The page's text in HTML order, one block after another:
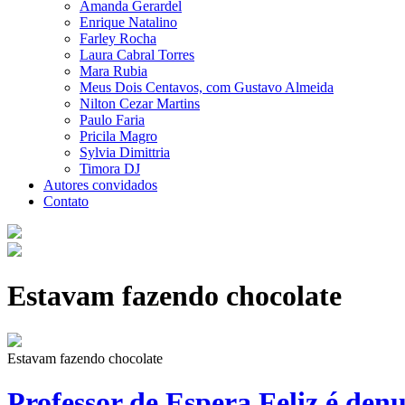
Amanda Gerardel
Enrique Natalino
Farley Rocha
Laura Cabral Torres
Mara Rubia
Meus Dois Centavos, com Gustavo Almeida
Nilton Cezar Martins
Paulo Faria
Pricila Magro
Sylvia Dimittria
Timora DJ
Autores convidados
Contato
Estavam fazendo chocolate
Estavam fazendo chocolate